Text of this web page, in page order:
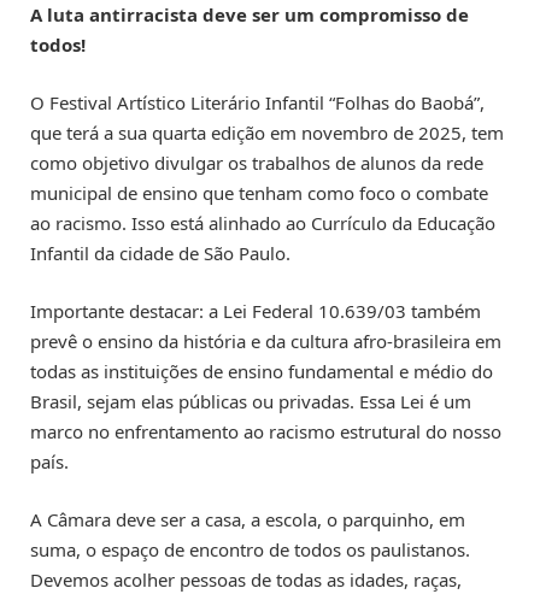
A luta antirracista deve ser um compromisso de
todos!
O Festival Artístico Literário Infantil “Folhas do Baobá”,
que terá a sua quarta edição em novembro de 2025, tem
como objetivo divulgar os trabalhos de alunos da rede
municipal de ensino que tenham como foco o combate
ao racismo. Isso está alinhado ao Currículo da Educação
Infantil da cidade de São Paulo.
Importante destacar: a Lei Federal 10.639/03 também
prevê o ensino da história e da cultura afro-brasileira em
todas as instituições de ensino fundamental e médio do
Brasil, sejam elas públicas ou privadas. Essa Lei é um
marco no enfrentamento ao racismo estrutural do nosso
país.
A Câmara deve ser a casa, a escola, o parquinho, em
suma, o espaço de encontro de todos os paulistanos.
Devemos acolher pessoas de todas as idades, raças,